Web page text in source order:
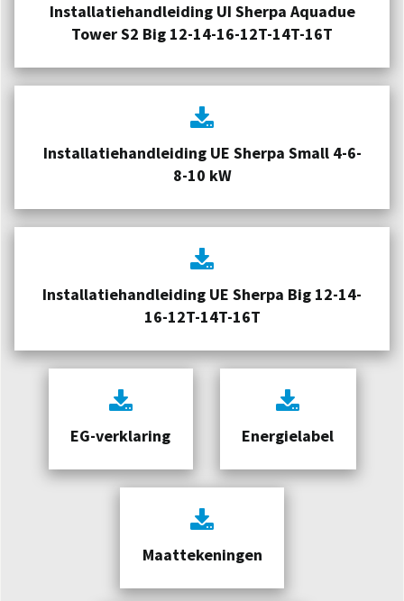
Installatiehandleiding UI Sherpa Aquadue
Tower S2 Big 12-14-16-12T-14T-16T
Installatiehandleiding UE Sherpa Small 4-6-
8-10 kW
Installatiehandleiding UE Sherpa Big 12-14-
16-12T-14T-16T
EG-verklaring Energielabel
Maattekeningen